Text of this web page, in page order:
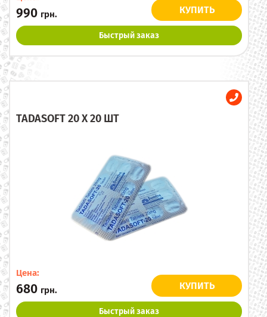
990 грн. КУПИТЬ
Быстрый заказ
TADASOFT 20 X 20 ШТ
Цена:
680 грн. КУПИТЬ
Быстрый заказ